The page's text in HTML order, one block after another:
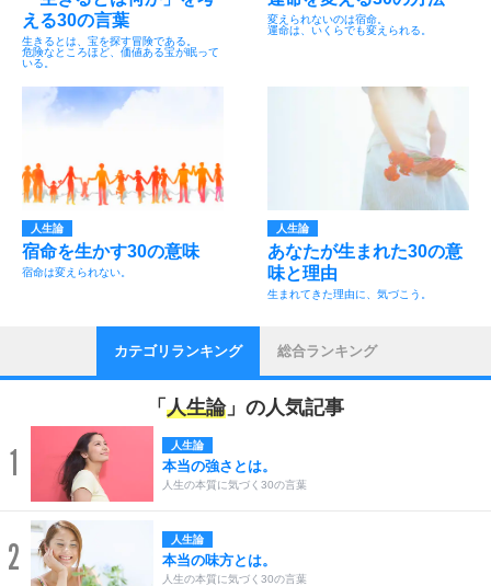
える30の言葉
生きるとは、宝を探す冒険である。
危険なところほど、価値ある宝が眠って
いる。
変えられないのは宿命。
運命は、いくらでも変えられる。
人生論
宿命を生かす30の意味
宿命は変えられない。
人生論
あなたが生まれた30の意
味と理由
生まれてきた理由に、気づこう。
カテゴリランキング 総合ランキング
「 人生論」の人気記事
1 人生論
本当の強さとは。
人生の本質に気づく30の言葉
2 人生論
本当の味方とは。
人生の本質に気づく30の言葉